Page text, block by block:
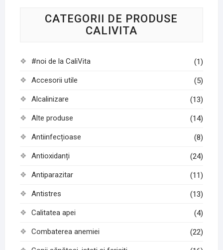
CATEGORII DE PRODUSE
CALIVITA
#noi de la CaliVita (1)
Accesorii utile (5)
Alcalinizare (13)
Alte produse (14)
Antiinfecțioase (8)
Antioxidanți (24)
Antiparazitar (11)
Antistres (13)
Calitatea apei (4)
Combaterea anemiei (22)